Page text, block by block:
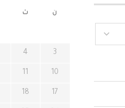
ن ث
3
4
10
11
17
18